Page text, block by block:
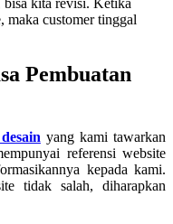
bisa kita revisi. Ketika
maka customer tinggal
Pembuatan
yang kami tawarkan
referensi website
kepada kami.
tidak salah, diharapkan